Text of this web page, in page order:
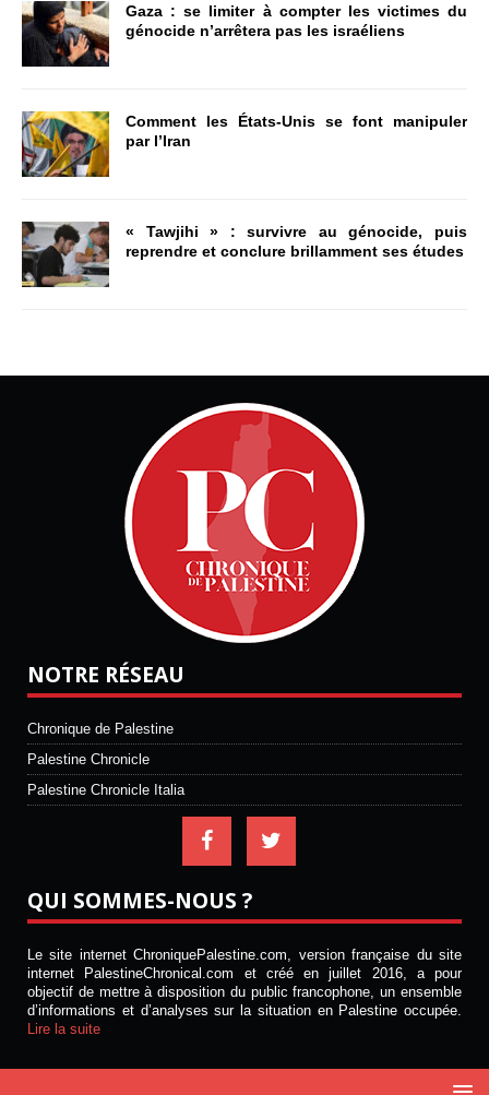
Gaza : se limiter à compter les victimes du
génocide n’arrêtera pas les israéliens
Comment les États-Unis se font manipuler
par l’Iran
« Tawjihi » : survivre au génocide, puis
reprendre et conclure brillamment ses études
NOTRE RÉSEAU
Chronique de Palestine
Palestine Chronicle
Palestine Chronicle Italia
QUI SOMMES-NOUS ?
Le site internet ChroniquePalestine.com, version française du site
internet PalestineChronical.com et créé en juillet 2016, a pour
objectif de mettre à disposition du public francophone, un ensemble
d’informations et d’analyses sur la situation en Palestine occupée.
Lire la suite